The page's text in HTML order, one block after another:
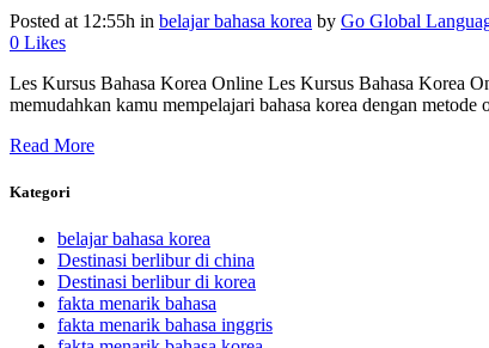
Posted at 12:55h in belajar bahasa korea by Go Global
0 Likes
Les Kursus Bahasa Korea Online Les Kursus Bahasa Korea
memudahkan kamu mempelajari bahasa korea dengan
Read More
Kategori
belajar bahasa korea
Destinasi berlibur di china
Destinasi berlibur di korea
fakta menarik bahasa
fakta menarik bahasa inggris